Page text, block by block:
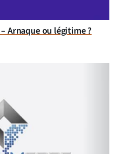
Arnaque ou légitime ?